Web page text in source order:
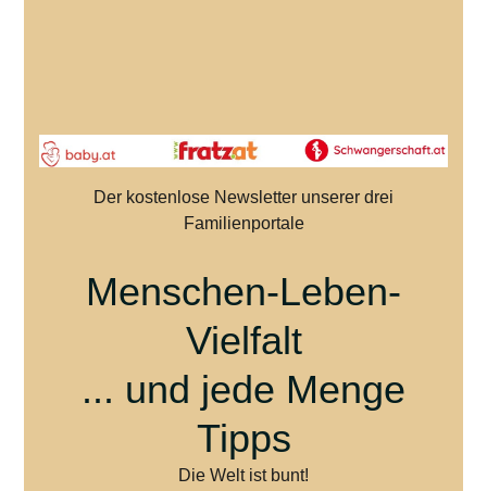
Der kostenlose Newsletter unserer drei
Familienportale
Menschen-Leben-
Vielfalt
... und jede Menge
Tipps
Die Welt ist bunt!